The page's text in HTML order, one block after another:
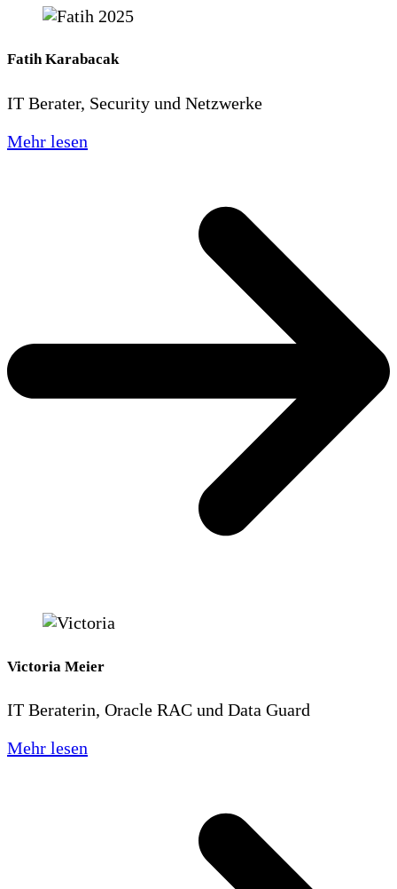
Fatih Karabacak
IT Berater, Security und Netzwerke
Mehr lesen
Victoria Meier
IT Beraterin, Oracle RAC und Data Guard
Mehr lesen